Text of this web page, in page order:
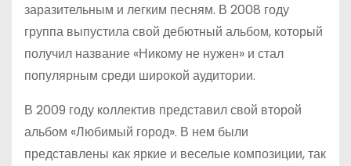
заразительным и легким песням. В 2008 году
группа выпустила свой дебютный альбом, который
получил название «Никому не нужен» и стал
популярным среди широкой аудитории.
В 2009 году коллектив представил свой второй
альбом «Любимый город». В нем были
представлены как яркие и веселые композиции, так